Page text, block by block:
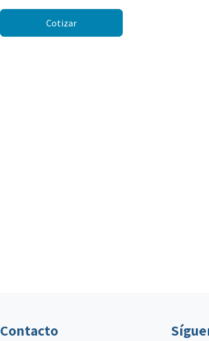
Cotizar
Contacto